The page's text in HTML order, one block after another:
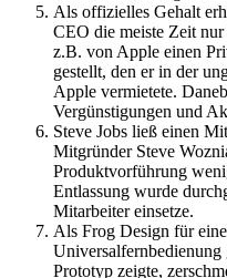
Als offizielles Gehalt
CEO die meiste Zeit
z.B. von Apple einen
gestellt, den er in der
Apple vermietete.
Vergünstigungen und
Steve Jobs ließ einen
Mitgründer Steve
Produktvorführung
Entlassung wurde
Mitarbeiter einsetze.
Als Frog Design für
Universalfernbedienung
Prototyp zeigte,